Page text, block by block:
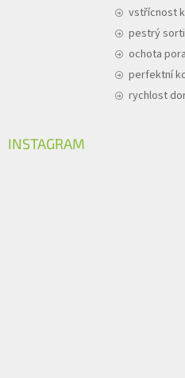
vstřícnost
pestrý
ochota
perfektní
rychlost
INSTAGRAM